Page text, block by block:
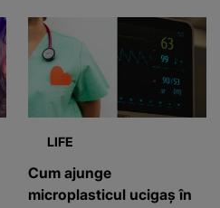
LIFE
Cum ajunge
microplasticul ucigaș în